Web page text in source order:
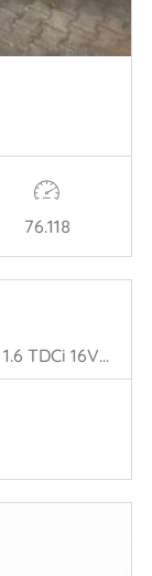
76.118
Focus 2 Wagon, Combi, 2004 / 2012 1.6 TDCi 16V 90